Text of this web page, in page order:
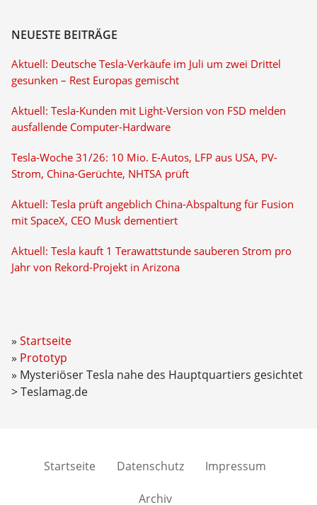
NEUESTE BEITRÄGE
Aktuell: Deutsche Tesla-Verkäufe im Juli um zwei Drittel
gesunken – Rest Europas gemischt
Aktuell: Tesla-Kunden mit Light-Version von FSD melden
ausfallende Computer-Hardware
Tesla-Woche 31/26: 10 Mio. E-Autos, LFP aus USA, PV-
Strom, China-Gerüchte, NHTSA prüft
Aktuell: Tesla prüft angeblich China-Abspaltung für Fusion
mit SpaceX, CEO Musk dementiert
Aktuell: Tesla kauft 1 Terawattstunde sauberen Strom pro
Jahr von Rekord-Projekt in Arizona
Startseite
Prototyp
Mysteriöser Tesla nahe des Hauptquartiers gesichtet
> Teslamag.de
Startseite Datenschutz Impressum
Archiv